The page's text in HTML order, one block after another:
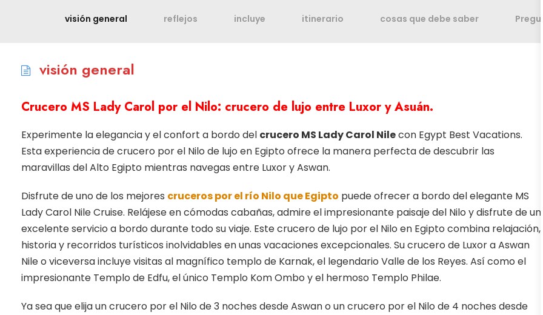
visión general reflejos incluye itinerario cosas que debe saber
visión general
Crucero MS Lady Carol por el Nilo: crucero de lujo entre Luxor y Asuán.
Experimente la elegancia y el confort a bordo del crucero MS Lady Carol Nilecon Egypt Best Vacations.
Esta experiencia de crucero por el Nilo de lujo en Egipto ofrece la manera perfecta de descubrir las
maravillas del Alto Egipto mientras navegas entre Luxor y Aswan.
Disfrute de uno de los mejores cruceros por el río Nilo que Egipto puede ofrecer a bordo del elegante MS
Lady Carol Nile Cruise. Relájese en cómodas cabañas, admire el impresionante paisaje del Nilo y disfrute de un
excelente servicio a bordo durante todo su viaje. Este crucero de lujo por el Nilo en Egipto combina relajación,
historia y recorridos turísticos inolvidables en unas vacaciones excepcionales. Su crucero de Luxor a Aswan
Nile o viceversa incluye visitas al magnífico templo de Karnak, el legendario Valle de los Reyes. Así como el
impresionante Templo de Edfu, el único Templo Kom Ombo y el hermoso Templo Philae.
Ya sea que elija un crucero por el Nilo de 3 noches desde Aswan o un crucero por el Nilo de 4 noches desde